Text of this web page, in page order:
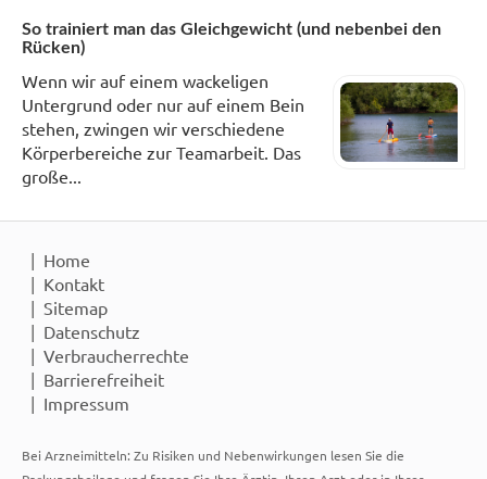
So trainiert man das Gleichgewicht (und nebenbei den
Rücken)
Wenn wir auf einem wackeligen
Untergrund oder nur auf einem Bein
stehen, zwingen wir verschiedene
Körperbereiche zur Teamarbeit. Das
große...
Home
Kontakt
Sitemap
Datenschutz
Verbraucherrechte
Barrierefreiheit
Impressum
Bei Arzneimitteln: Zu Risiken und Nebenwirkungen lesen Sie die